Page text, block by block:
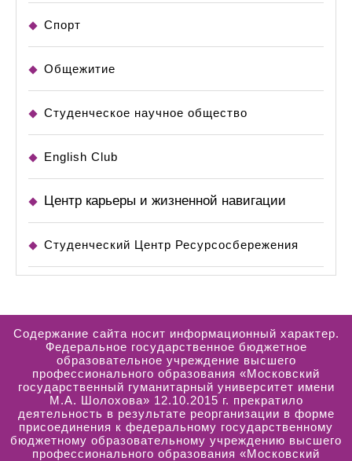
Спорт
Общежитие
Студенческое научное общество
English Club
Центр карьеры и жизненной навигации
Студенческий Центр Ресурсосбережения
Содержание сайта носит информационный характер.
Федеральное государственное бюджетное
образовательное учреждение высшего
профессионального образования «Московский
государственный гуманитарный университет имени
М.А. Шолохова» 12.10.2015 г. прекратило
деятельность в результате реорганизации в форме
присоединения к федеральному государственному
бюджетному образовательному учреждению высшего
профессионального образования «Московский